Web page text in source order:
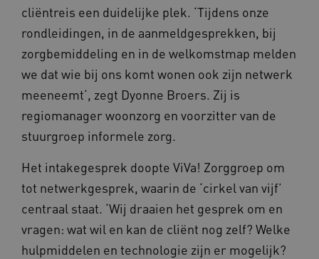
cliëntreis een duidelijke plek. ‘Tijdens onze
rondleidingen, in de aanmeldgesprekken, bij
zorgbemiddeling en in de welkomstmap melden
we dat wie bij ons komt wonen ook zijn netwerk
meeneemt‘, zegt Dyonne Broers. Zij is
regiomanager woonzorg en voorzitter van de
stuurgroep informele zorg.
Het intakegesprek doopte ViVa! Zorggroep om
tot netwerkgesprek, waarin de ‘cirkel van vijf’
centraal staat. ‘Wij draaien het gesprek om en
vragen: wat wil en kan de cliënt nog zelf? Welke
hulpmiddelen en technologie zijn er mogelijk?
Naam
.waardigheidentrots.nl
Naam Provider/ Domein
FPID
Google
.waardigheidentrots.nl